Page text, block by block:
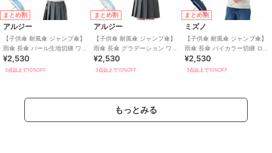
まとめ割
アルジー
【子供傘 耐風傘 ジャンプ傘】
雨傘 長傘 パール生地切継 ワン
ポイント UV 雨晴兼用
¥2,530
3点以上で10%OFF
まとめ割
アルジー
【子供傘 耐風傘 ジャンプ傘】
雨傘 長傘 グラデーション ワン
ポイント UV 雨晴兼用
¥2,530
3点以上で10%OFF
まとめ割
ミズノ
【子供傘 耐風傘 ジャンプ傘】
雨傘 長傘 バイカラー切継 ロゴ
ワンポイント UV
¥2,530
3点以上で10%OFF
もっとみる